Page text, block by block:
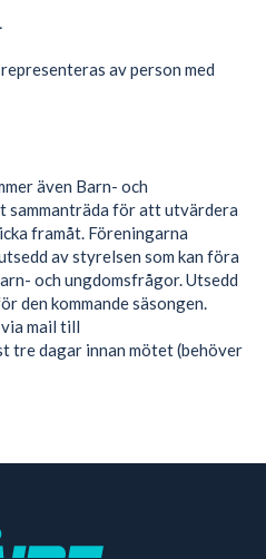
av person med
även Barn- och
sammanträda för att utvärdera
framåt. Föreningarna
av styrelsen som kan föra
och ungdomsfrågor. Utsedd
den kommande säsongen.
mail till
tre dagar innan mötet (behöver